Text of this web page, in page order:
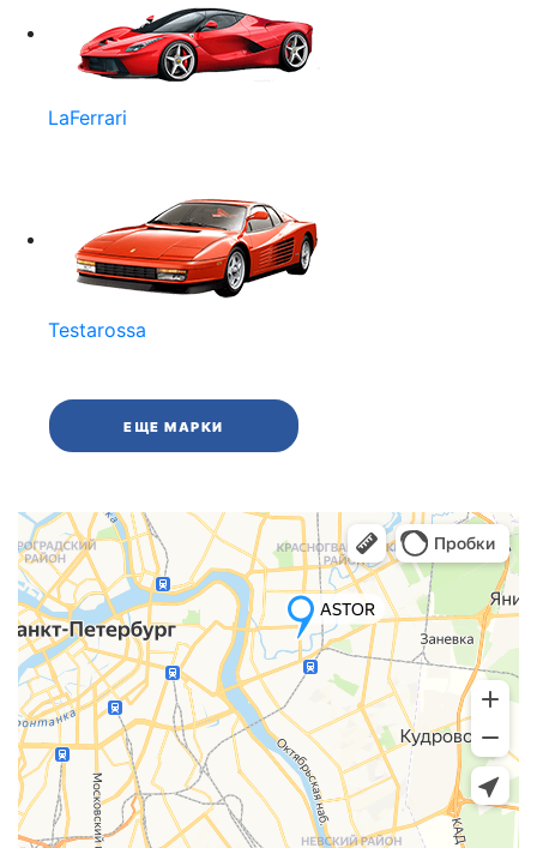
LaFerrari
Testarossa
ЕЩЕ МАРКИ